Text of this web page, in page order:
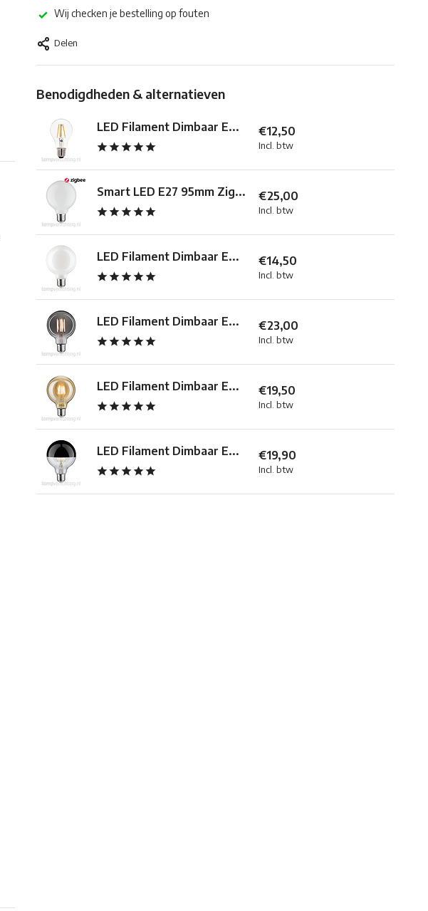
Wij checken je bestelling op fouten
Delen
Benodigdheden & alternatieven
LED Filament Dimbaar E... €12,50
Incl. btw
Smart LED E27 95mm Zig... €25,00
Incl. btw
LED Filament Dimbaar E... €14,50
Incl. btw
LED Filament Dimbaar E... €23,00
Incl. btw
LED Filament Dimbaar E... €19,50
Incl. btw
LED Filament Dimbaar E... €19,90
Incl. btw